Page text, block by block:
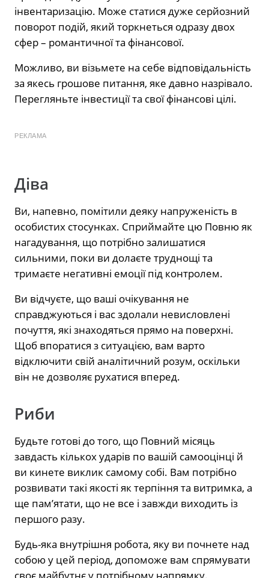
інвентаризацію. Може статися дуже серйозний
поворот подій, який торкнеться одразу двох
сфер – романтичної та фінансової.
Можливо, ви візьмете на себе відповідальність
за якесь грошове питання, яке давно назрівало.
Перегляньте інвестиції та свої фінансові цілі.
РЕКЛАМА
Діва
Ви, напевно, помітили деяку напруженість в
особистих стосунках. Сприймайте цю Повню як
нагадування, що потрібно залишатися
сильними, поки ви долаєте труднощі та
тримаєте негативні емоції під контролем.
Ви відчуєте, що ваші очікування не
справджуються і вас здолали невисловлені
почуття, які знаходяться прямо на поверхні.
Щоб впоратися з ситуацією, вам варто
відключити свій аналітичний розум, оскільки
він не дозволяє рухатися вперед.
Риби
Будьте готові до того, що Повний місяць
завдасть кількох ударів по вашій самооцінці й
ви кинете виклик самому собі. Вам потрібно
розвивати такі якості як терпіння та витримка, а
ще пам’ятати, що не все і завжди виходить із
першого разу.
Будь-яка внутрішня робота, яку ви почнете над
собою у цей період, допоможе вам спрямувати